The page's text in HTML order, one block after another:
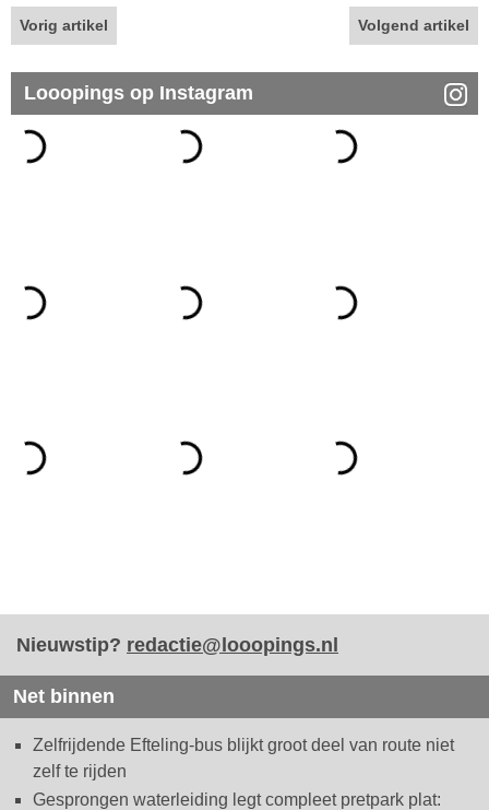
Vorig artikel Volgend artikel
Looopings op Instagram
Nieuwstip? redactie@looopings.nl
Net binnen
Zelfrijdende Efteling-bus blijkt groot deel van route niet
zelf te rijden
Gesprongen waterleiding legt compleet pretpark plat: